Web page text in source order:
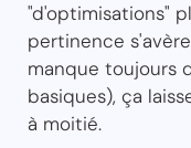
"d'optimisations"
pertinence
manque toujours
basiques), ça
à moitié.